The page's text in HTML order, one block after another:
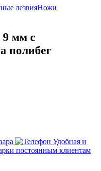
лезвияНожи
мм с
полибег
Удобная и
постоянным клиентам